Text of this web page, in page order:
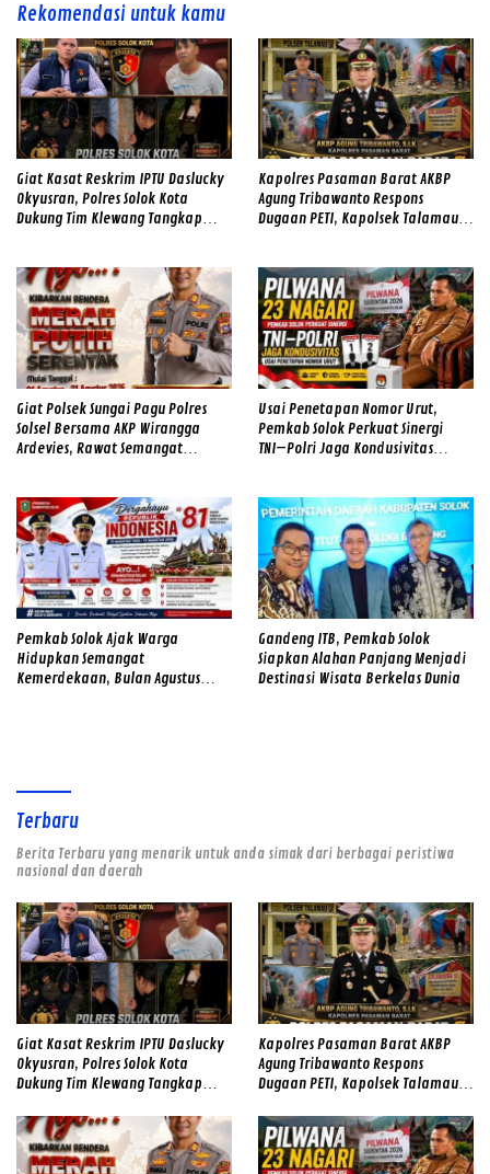
Rekomendasi untuk kamu
Giat Kasat Reskrim IPTU Daslucky
Okyusran, Polres Solok Kota
Dukung Tim Klewang Tangkap
Kapolres Pasaman Barat AKBP
Agung Tribawanto Respons
Dugaan PETI, Kapolsek Talamau
Giat Polsek Sungai Pagu Polres
Solsel Bersama AKP Wirangga
Ardevies, Rawat Semangat
Usai Penetapan Nomor Urut,
Pemkab Solok Perkuat Sinergi
TNI–Polri Jaga Kondusivitas
Pemkab Solok Ajak Warga
Hidupkan Semangat
Kemerdekaan, Bulan Agustus
Gandeng ITB, Pemkab Solok
Siapkan Alahan Panjang Menjadi
Destinasi Wisata Berkelas Dunia
Terbaru
Berita Terbaru yang menarik untuk anda simak dari berbagai peristiwa
nasional dan daerah
Giat Kasat Reskrim IPTU Daslucky
Okyusran, Polres Solok Kota
Dukung Tim Klewang Tangkap
Kapolres Pasaman Barat AKBP
Agung Tribawanto Respons
Dugaan PETI, Kapolsek Talamau